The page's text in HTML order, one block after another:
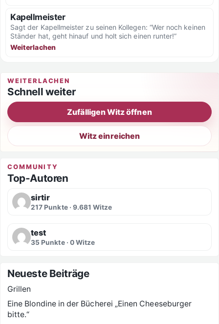
Kapellmeister
Sagt der Kapellmeister zu seinen Kollegen: “Wer noch keinen
Ständer hat, geht hinauf und holt sich einen runter!”
Weiterlachen
WEITERLACHEN
Schnell weiter
Zufälligen Witz öffnen
Witz einreichen
COMMUNITY
Top-Autoren
sirtir
217 Punkte · 9.681 Witze
test
35 Punkte · 0 Witze
Neueste Beiträge
Grillen
Eine Blondine in der Bücherei „Einen Cheeseburger
bitte.“